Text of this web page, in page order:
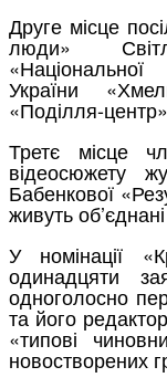
Друге місце
люди»
України
«Поділля-
Третє місце
відеосюжету
Бабенкової
живуть
У номінації
одинадцяти
одноголосно
та його
«типові
новостворених